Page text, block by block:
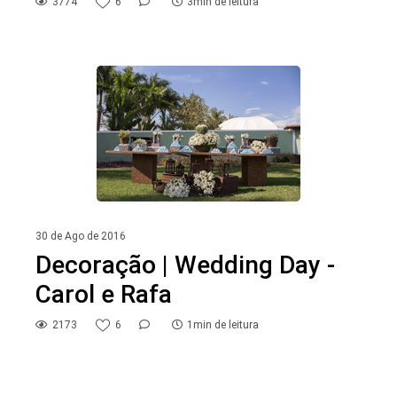
30 de Ago de 2016
Decoração | Wedding Day -
Carol e Rafa
2173 6 1min de leitura